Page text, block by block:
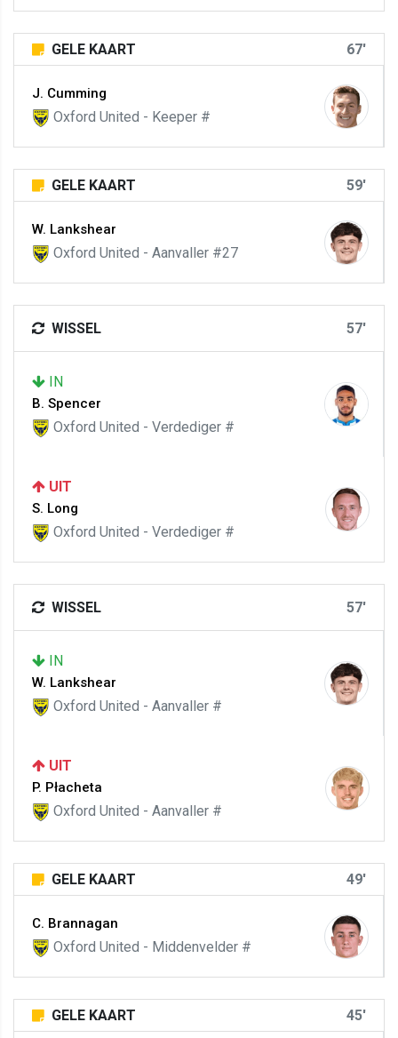
GELE KAART 67'
J. Cumming
Oxford United - Keeper #
GELE KAART 59'
W. Lankshear
Oxford United - Aanvaller #27
WISSEL 57'
IN
B. Spencer
Oxford United - Verdediger #
UIT
S. Long
Oxford United - Verdediger #
WISSEL 57'
IN
W. Lankshear
Oxford United - Aanvaller #
UIT
P. Płacheta
Oxford United - Aanvaller #
GELE KAART 49'
C. Brannagan
Oxford United - Middenvelder #
GELE KAART 45'